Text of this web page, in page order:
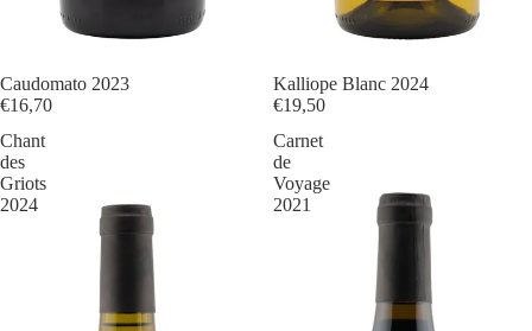
Caudomato 2023
€16,70
Kalliope Blanc 2024
€19,50
Chant
des
Griots
2024
Carnet
de
Voyage
2021